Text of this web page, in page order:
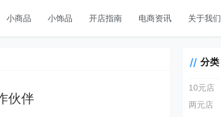
小商品 小饰品 开店指南 电商资讯 关于我们
伙伴
分类
10元店
两元店